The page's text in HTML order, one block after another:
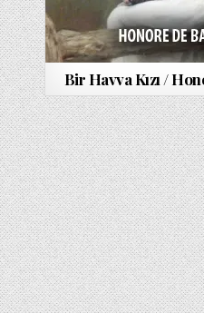
Bir Havva Kızı /